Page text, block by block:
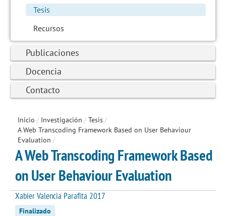
Tesis
Recursos
Publicaciones
Docencia
Contacto
Inicio / Investigación / Tesis/
A Web Transcoding Framework Based on User Behaviour
Evaluation /
A Web Transcoding Framework Based
on User Behaviour Evaluation
Xabier Valencia Parafita 2017
Finalizado